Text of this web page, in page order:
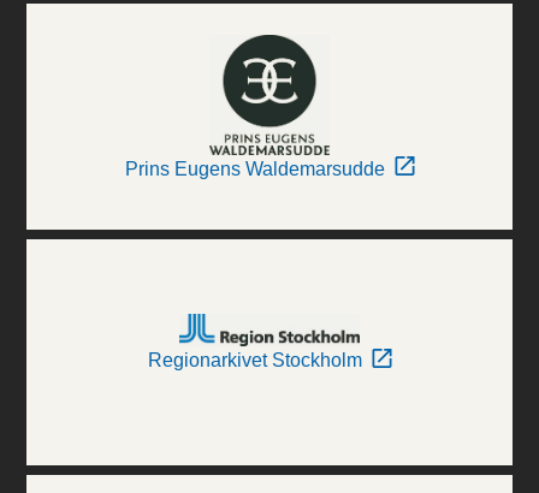
Prins Eugens Waldemarsudde
Regionarkivet Stockholm